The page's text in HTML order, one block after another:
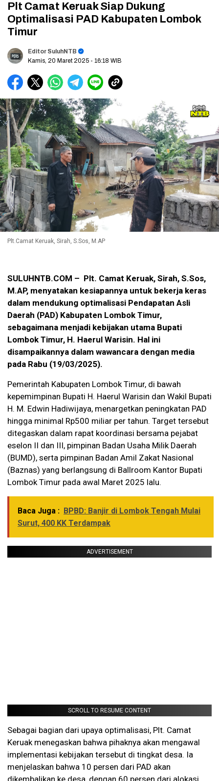
Plt Camat Keruak Siap Dukung
Optimalisasi PAD Kabupaten Lombok
Timur
Editor SuluhNTB
Kamis, 20 Maret 2025 - 16:18 WIB
Plt.Camat Keruak, Sirah, S.Sos, M.AP
SULUHNTB.COM – Plt. Camat Keruak, Sirah, S.Sos,
M.AP, menyatakan kesiapannya untuk bekerja keras
dalam mendukung optimalisasi Pendapatan Asli
Daerah (PAD) Kabupaten Lombok Timur,
sebagaimana menjadi kebijakan utama Bupati
Lombok Timur, H. Haerul Warisin. Hal ini
disampaikannya dalam wawancara dengan media
pada Rabu (19/03/2025).
Pemerintah Kabupaten Lombok Timur, di bawah
kepemimpinan Bupati H. Haerul Warisin dan Wakil Bupati
H. M. Edwin Hadiwijaya, menargetkan peningkatan PAD
hingga minimal Rp500 miliar per tahun. Target tersebut
ditegaskan dalam rapat koordinasi bersama pejabat
eselon II dan III, pimpinan Badan Usaha Milik Daerah
(BUMD), serta pimpinan Badan Amil Zakat Nasional
(Baznas) yang berlangsung di Ballroom Kantor Bupati
Lombok Timur pada awal Maret 2025 lalu.
Baca Juga : BPBD: Banjir di Lombok Tengah Mulai
Surut, 400 KK Terdampak
ADVERTISEMENT
SCROLL TO RESUME CONTENT
Sebagai bagian dari upaya optimalisasi, Plt. Camat
Keruak menegaskan bahwa pihaknya akan mengawal
implementasi kebijakan tersebut di tingkat desa. Ia
menjelaskan bahwa 10 persen dari PAD akan